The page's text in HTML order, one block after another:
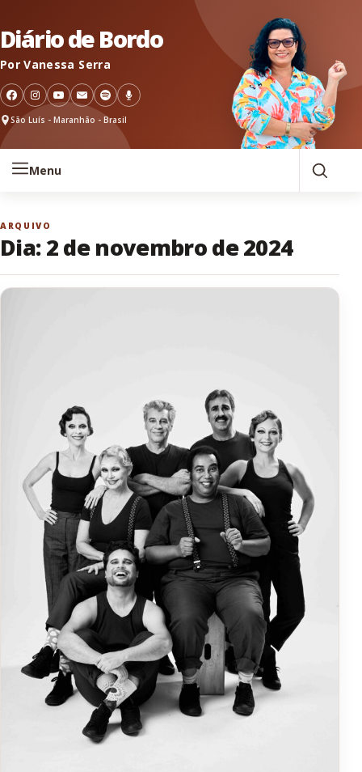
Diário de Bordo
Por Vanessa Serra
São Luís - Maranhão - Brasil
Menu
ARQUIVO
Dia:2 de novembro de 2024